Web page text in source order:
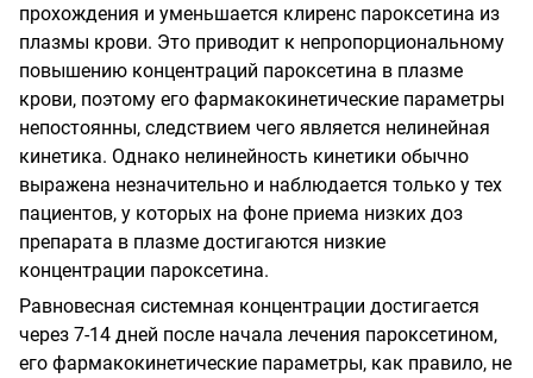
прохождения и уменьшается клиренс пароксетина из
плазмы крови. Это приводит к непропорциональному
повышению концентраций пароксетина в плазме
крови, поэтому его фармакокинетические параметры
непостоянны, следствием чего является нелинейная
кинетика. Однако нелинейность кинетики обычно
выражена незначительно и наблюдается только у тех
пациентов, у которых на фоне приема низких доз
препарата в плазме достигаются низкие
концентрации пароксетина.
Равновесная системная концентрации достигается
через 7-14 дней после начала лечения пароксетином,
его фармакокинетические параметры, как правило, не